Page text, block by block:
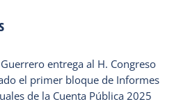
Guerrero entrega al H. Congreso
el primer bloque de Informes
de la Cuenta Pública 2025